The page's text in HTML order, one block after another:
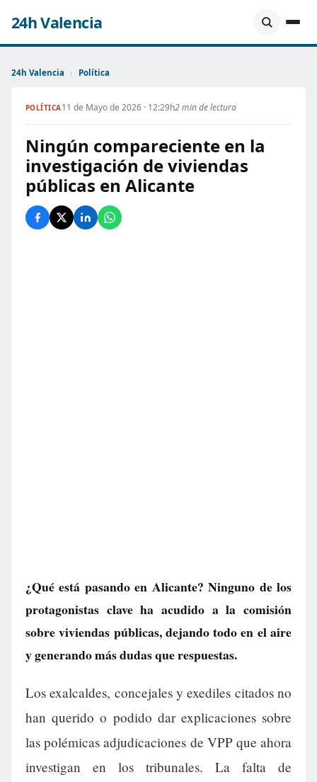
24h Valencia
24h Valencia › Política
POLÍTICA11 de Mayo de 2026 · 12:29h2 min de lectura
Ningún compareciente en la
investigación de viviendas
públicas en Alicante
¿Qué está pasando en Alicante? Ninguno de los
protagonistas clave ha acudido a la comisión
sobre viviendas públicas, dejando todo en el aire
y generando más dudas que respuestas.
Los exalcaldes, concejales y exediles citados no
han querido o podido dar explicaciones sobre
las polémicas adjudicaciones de VPP que ahora
investigan en los tribunales. La falta de